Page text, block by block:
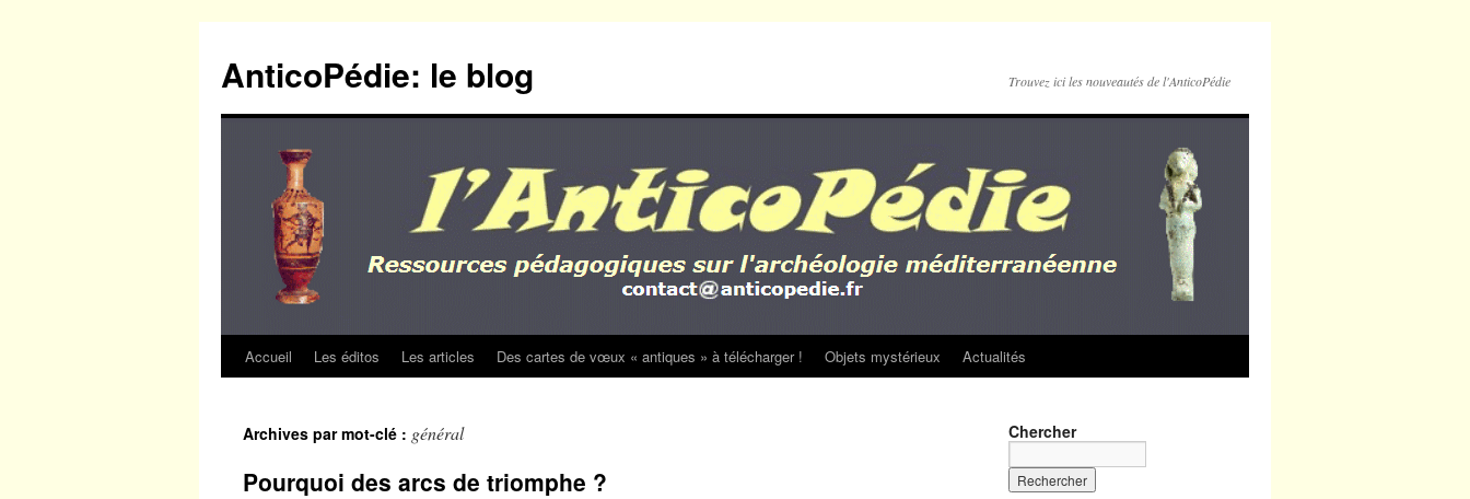
contenu
AnticoPédie: le blog Trouvez ici les nouveautés de l'AnticoPédie
Accueil Les éditos Les articles Des cartes de vœux « antiques » à télécharger ! Objets mystérieux Actualités
Archives par mot-clé : général
Pourquoi des arcs de triomphe ?
Chercher